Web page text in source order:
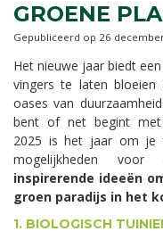
GROENE
Gepubliceerd op 26
Het nieuwe jaar biedt
vingers te laten
oases van
bent of net begint met
2025 is het jaar om je
mogelijkheden voor
inspirerende ideeën
groen paradijs in het
1. BIOLOGISCH